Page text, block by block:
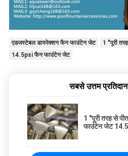
एडजस्टेबल डायरेक्शन फैन फाउंटेन जेट
1 "पूरी
14.5psi फैन फाउंटेन जेट
सबसे उत्तम
1 "पूरी तरह से
फाउंटेन जेट